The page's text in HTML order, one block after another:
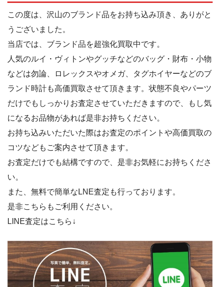
この度は、沢山のブランド品をお持ち込み頂き、ありがと
うございました。
当店では、ブランド品を超強化買取中です。
人気のルイ・ヴィトンやグッチなどのバッグ・財布・小物
などは勿論、ロレックスやオメガ、タグホイヤーなどのブ
ランド時計も高価買取させて頂きます。状態不良やパーツ
だけでもしっかりお査定させていただきますので、もし気
になるお品物があれば是非お持ちください。
お持ち込みいただいた際はお査定のポイントや高価買取の
コツなどもご案内させて頂きます。
お査定だけでも結構ですので、是非お気軽にお持ちくださ
い。
また、無料で簡単なLNE査定も行っております。
是非こちらもご利用ください。
LINE査定はこちら↓